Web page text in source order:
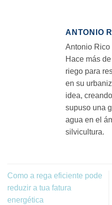
ANTONIO
Antonio Rico
Hace más
riego para
en su
idea,
supuso una
agua en el
silvicultura.
Como a rega eficiente pode
reduzir a tua fatura
energética